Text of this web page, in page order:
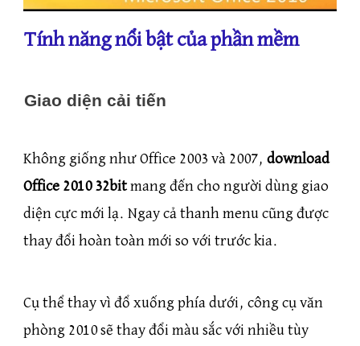
Tính năng nổi bật của phần mềm
Giao diện cải tiến
Không giống như Office 2003 và 2007, download
Office 2010 32bitmang đến cho người dùng giao
diện cực mới lạ. Ngay cả thanh menu cũng được
thay đổi hoàn toàn mới so với trước kia.
Cụ thể thay vì đổ xuống phía dưới, công cụ văn
phòng 2010 sẽ thay đổi màu sắc với nhiều tùy